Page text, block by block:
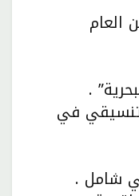
العام
تنسيقي في